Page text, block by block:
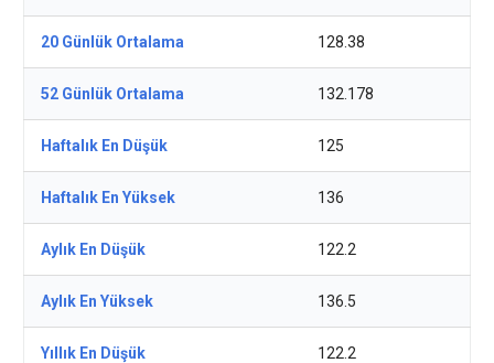
20 Günlük Ortalama 128.38
52 Günlük Ortalama 132.178
Haftalık En Düşük 125
Haftalık En Yüksek 136
Aylık En Düşük 122.2
Aylık En Yüksek 136.5
Yıllık En Düşük 122.2